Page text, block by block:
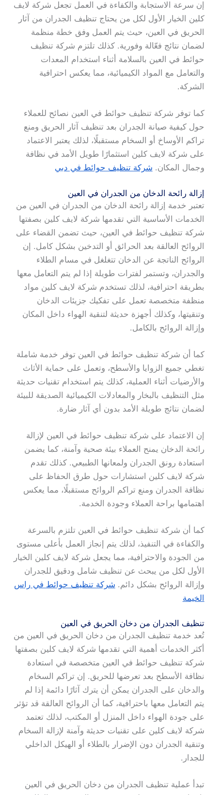
إن سرعة الاستجابة والكفاءة في العمل تجعل شركة لايف
كلين الخيار الأول لكل من يحتاج تنظيف الجدران من آثار
الحريق في العين، حيث يتم العمل وفق خطة منظمة
لضمان نتائج فعّالة وفورية. كذلك تلتزم شركة تنظيف
حوائط في العين بالسلامة أثناء استخدام المعدات
والتعامل مع المواد الكيميائية، مما يعكس احترافية
الشركة.
كما توفر شركة تنظيف حوائط في العين نصائح للعملاء
حول كيفية صيانة الجدران بعد تنظيف آثار الحريق ومنع
تراكم الأوساخ أو السخام مستقبلًا، لذلك يعتبر الاعتماد
على شركة لايف كلين استثمارًا طويل الأمد في نظافة
وجمال المكان. شركة تنظيف حوائط في دبي
إزالة رائحة الدخان من الجدران في العين
تعتبر خدمة إزالة رائحة الدخان من الجدران في العين من
الخدمات الأساسية التي تقدمها شركة لايف كلين بصفتها
شركة تنظيف حوائط في العين، حيث تضمن القضاء على
الروائح العالقة بعد الحرائق أو التدخين بشكل كامل. إن
الروائح الناتجة عن الدخان تتغلغل في مسام الطلاء
والجدران، وتستمر لفترات طويلة إذا لم يتم التعامل معها
بطريقة احترافية، لذلك تستخدم شركة لايف كلين مواد
منظفة متخصصة تعمل على تفكيك جزيئات الدخان
وتنقيتها، وكذلك أجهزة حديثة لتنقية الهواء داخل المكان
وإزالة الروائح بالكامل.
كما أن شركة تنظيف حوائط في العين توفر خدمة شاملة
تغطي جميع الزوايا والأسطح، وتعمل على حماية الأثاث
والأرضيات أثناء العملية، كذلك يتم استخدام تقنيات حديثة
مثل التنظيف بالبخار والمعادلات الكيميائية الصديقة للبيئة
لضمان نتائج طويلة الأمد بدون أي آثار ضارة.
إن الاعتماد على شركة تنظيف حوائط في العين لإزالة
رائحة الدخان يمنح العملاء بيئة صحية وآمنة، كما يضمن
استعادة رونق الجدران ولمعانها الطبيعي. كذلك تقدم
شركة لايف كلين استشارات حول طرق الحفاظ على
نظافة الجدران ومنع تراكم الروائح مستقبلًا، مما يعكس
اهتمامها براحة العملاء وجودة الخدمة.
كما أن شركة تنظيف حوائط في العين تلتزم بالسرعة
والكفاءة في التنفيذ، لذلك يتم إنجاز العمل بأعلى مستوى
من الجودة والاحترافية، مما يجعل شركة لايف كلين الخيار
الأول لكل من يبحث عن تنظيف شامل ودقيق للجدران
وإزالة الروائح بشكل دائم. شركة تنظيف حوائط في راس
الخيمة
تنظيف الجدران من دخان الحريق في العين
تُعد خدمة تنظيف الجدران من دخان الحريق في العين من
أكثر الخدمات أهمية التي تقدمها شركة لايف كلين بصفتها
شركة تنظيف حوائط في العين متخصصة في استعادة
نظافة الأسطح بعد تعرضها للحريق. إن تراكم السخام
والدخان على الجدران يمكن أن يترك آثارًا دائمة إذا لم
يتم التعامل معها باحترافية، كما أن الروائح العالقة قد تؤثر
على جودة الهواء داخل المنزل أو المكتب، لذلك تعتمد
شركة لايف كلين على تقنيات حديثة وآمنة لإزالة السخام
وتنقية الجدران دون الإضرار بالطلاء أو الهيكل الداخلي
للجدار.
تبدأ عملية تنظيف الجدران من دخان الحريق في العين